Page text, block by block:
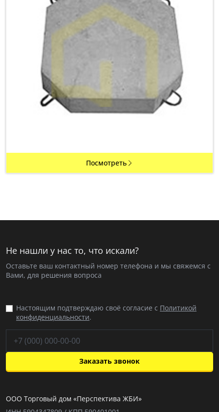
Посмотреть
Не нашли у нас то, что искали?
Оставьте ваш контактный номер телефона и мы свяжемся с
Вами, для решения вопроса
Настоящим подтверждаю своё согласие с Политикой
конфиденциальности.
Заказать звонок
ООО Торговый дом «Перспектива ЖБИ»